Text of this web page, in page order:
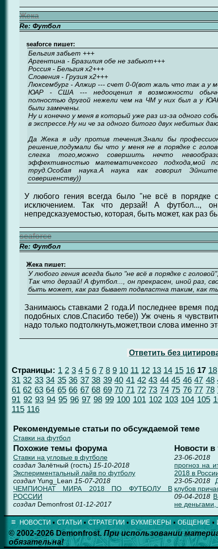
Жека
Re: Футбол
seaforce пишет:
Бельгия забьет +++
Аргентина - Бразилия обе не забьют+++
Россия - Бельгия х2+++
Словения - Грузия х2+++
Люксембург - Алжир --- счет 0-0(вот жаль что так а у
ЮАР - США --- недооценил я возможности
полностью другой нежели чем на ЧМ у них был а у
были замечены.
Ну и конечно у меня в который уже раз из-за одного
в экспрессе.Ну ни че за одного битого двух небитых
Да Жека я иду против течения.Знали бы
решение,подумали бы что у меня не в порядке с
слегка того,можно совершить нечто
эффективностью математичексого подхода,мой
труд.Особая наука.А наука как говорил
совершенству))
У любого гения всегда было "не всё в
исключением. Так что дерзай! А футбол...,
непредсказуемостью, которая, быть может, как раз
seaforce
Re: Футбол
Жека пишет:
У любого гения всегда было "не всё в порядке с
Так что дерзай! А футбол..., он прекрасен, иной раз,
быть может, как раз бывает подвластна таким, как
Занимаюсь ставками 2 года.И последнее время
подобных слов.Спасибо тебе)) Уж очень я
надо только подтолкнуть,может,твои слова именно
Ответить без
Страницы: 1 2 3 4 5 6 7 8 9 10 11 12 13 14 15 16 17 18
31 32 33 34 35 36 37 38 39 40 41 42 43 44 45 46 47 48
61 62 63 64 65 66 67 68 69 70 71 72 73 74 75 76 77 78
91 92 93 94 95 96 97 98 99 100 101 102 103 104 105
115 116
Рекомендуемые статьи по обсуждаемой теме
Ставки на футбол
Похожие темы форума
Ставки на угловые в футболе
создал Залётный (гость) 15-10-2018
Экспериментальный лайв по футболу
создал Yung_Lean 15-07-2018
ЧЕМПИОНАТ МИРА 2018 ПО ФУТБОЛУ В
РОССИИ
создал Demonfrost 01-12-2017
Новости в
23-06-2018
прогноз на
2018 в
23-05-2018
клубов
09-04-2018
не
≡ НОВОСТИ ▪ СТАТЬИ ▪ СТРАТЕГИИ ▪ БУКМЕКЕРЫ ▪ ОБЩЕНИЕ ▪
© 2002-2026 Demonfrost.При использовании
обязательна!